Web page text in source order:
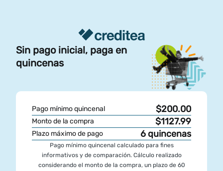
Sin pago inicial, paga en
quincenas
Pago mínimo quincenal $200.00
Monto de la compra $1127.99
Plazo máximo de pago 6 quincenas
Pago mínimo quincenal calculado para fines
informativos y de comparación. Cálculo realizado
considerando el monto de la compra, un plazo de 60